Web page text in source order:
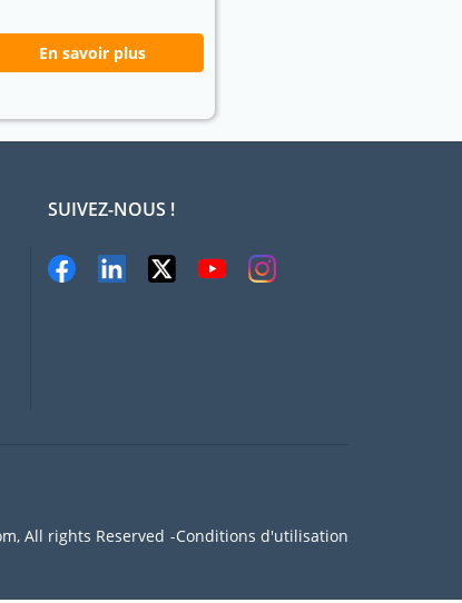
En savoir plus
SUIVEZ-NOUS !
All rights Reserved Conditions d'utilisation